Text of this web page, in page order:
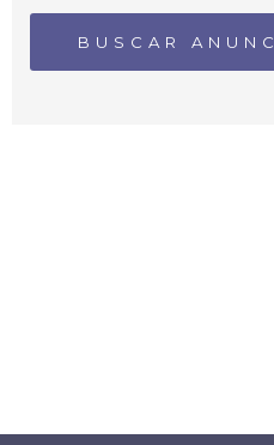
Banyoles
Barri del Pantà
Bas